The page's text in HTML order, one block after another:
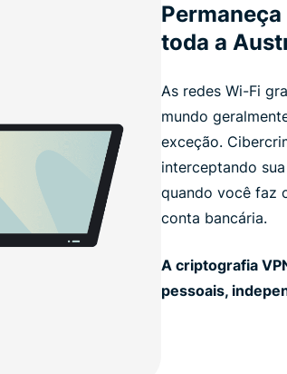
toda a
As redes Wi-Fi
mundo
exceção.
interceptando
quando você faz
conta bancária.
A criptografia
pessoais,